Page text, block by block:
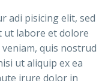
adi pisicing elit, sed
ut labore et dolore
quis nostrud
ut aliquip ex ea
irure dolor in